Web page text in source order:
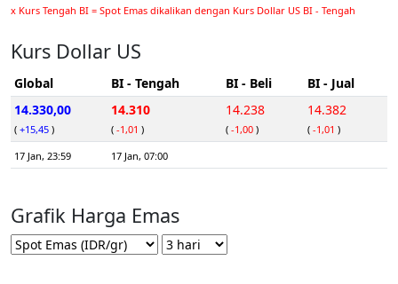
x Kurs Tengah BI = Spot Emas dikalikan dengan Kurs Dollar US BI - Tengah
Kurs Dollar US
Global BI - Tengah BI - Beli
BI - Jual
14.330,00
( +15,45 )
14.310
( -1,01 )
14.238
( -1,00 )
14.382
( -1,01 )
17 Jan, 23:59
17 Jan, 07:00
Grafik Harga Emas